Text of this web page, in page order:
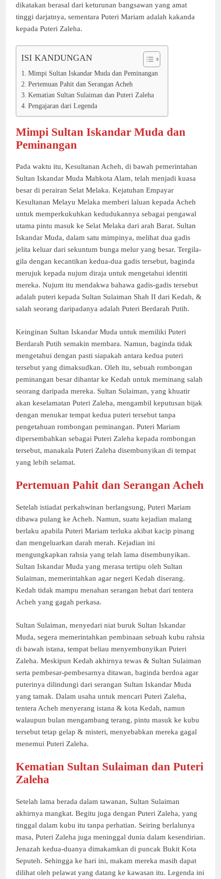
dikatakan berasal dari keturunan bangsawan yang amat
tinggi darjatnya, sementara Puteri Mariam adalah kakanda
kepada Puteri Zaleha.
ISI KANDUNGAN
Mimpi Sultan Iskandar Muda dan Peminangan
Pertemuan Pahit dan Serangan Acheh
Kematian Sultan Sulaiman dan Puteri Zaleha
Pengajaran dari Legenda
Mimpi Sultan Iskandar Muda dan
Peminangan
Pada waktu itu, Kesultanan Acheh, di bawah pemerintahan
Sultan Iskandar Muda Mahkota Alam, telah menjadi kuasa
besar di perairan Selat Melaka. Kejatuhan Empayar
Kesultanan Melayu Melaka memberi laluan kepada Acheh
untuk memperkukuhkan kedudukannya sebagai pengawal
utama pintu masuk ke Selat Melaka dari arah Barat. Sultan
Iskandar Muda, dalam satu mimpinya, melihat dua gadis
jelita keluar dari sekuntum bunga melur yang besar. Tergila-
gila dengan kecantikan kedua-dua gadis tersebut, baginda
merujuk kepada nujum diraja untuk mengetahui identiti
mereka. Nujum itu mendakwa bahawa gadis-gadis tersebut
adalah puteri kepada Sultan Sulaiman Shah II dari Kedah, &
salah seorang daripadanya adalah Puteri Berdarah Putih.
Keinginan Sultan Iskandar Muda untuk memiliki Puteri
Berdarah Putih semakin membara. Namun, baginda tidak
mengetahui dengan pasti siapakah antara kedua puteri
tersebut yang dimaksudkan. Oleh itu, sebuah rombongan
peminangan besar dihantar ke Kedah untuk meminang salah
seorang daripada mereka. Sultan Sulaiman, yang khuatir
akan keselamatan Puteri Zaleha, mengambil keputusan bijak
dengan menukar tempat kedua puteri tersebut tanpa
pengetahuan rombongan peminangan. Puteri Mariam
dipersembahkan sebagai Puteri Zaleha kepada rombongan
tersebut, manakala Puteri Zaleha disembunyikan di tempat
yang lebih selamat.
Pertemuan Pahit dan Serangan Acheh
Setelah istiadat perkahwinan berlangsung, Puteri Mariam
dibawa pulang ke Acheh. Namun, suatu kejadian malang
berlaku apabila Puteri Mariam terluka akibat kacip pinang
dan mengeluarkan darah merah. Kejadian ini
mengungkapkan rahsia yang telah lama disembunyikan.
Sultan Iskandar Muda yang merasa tertipu oleh Sultan
Sulaiman, memerintahkan agar negeri Kedah diserang.
Kedah tidak mampu menahan serangan hebat dari tentera
Acheh yang gagah perkasa.
Sultan Sulaiman, menyedari niat buruk Sultan Iskandar
Muda, segera memerintahkan pembinaan sebuah kubu rahsia
di bawah istana, tempat beliau menyembunyikan Puteri
Zaleha. Meskipun Kedah akhirnya tewas & Sultan Sulaiman
serta pembesar-pembesarnya ditawan, baginda berdoa agar
puterinya dilindungi dari serangan Sultan Iskandar Muda
yang tamak. Dalam usaha untuk mencari Puteri Zaleha,
tentera Acheh menyerang istana & kota Kedah, namun
walaupun bulan mengambang terang, pintu masuk ke kubu
tersebut tetap gelap & misteri, menyebabkan mereka gagal
menemui Puteri Zaleha.
Kematian Sultan Sulaiman dan Puteri
Zaleha
Setelah lama berada dalam tawanan, Sultan Sulaiman
akhirnya mangkat. Begitu juga dengan Puteri Zaleha, yang
tinggal dalam kubu itu tanpa perhatian. Seiring berlalunya
masa, Puteri Zaleha juga meninggal dunia dalam kesendirian.
Jenazah kedua-duanya dimakamkan di puncak Bukit Kota
Seputeh. Sehingga ke hari ini, makam mereka masih dapat
dilihat oleh pelawat yang datang ke kawasan itu. Legenda ini